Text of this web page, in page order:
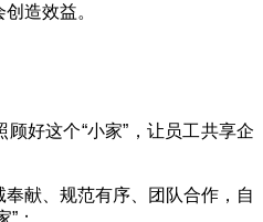
造效益。
好这个“小家”，让员工共享企
献、规范有序、团队合作，自
；